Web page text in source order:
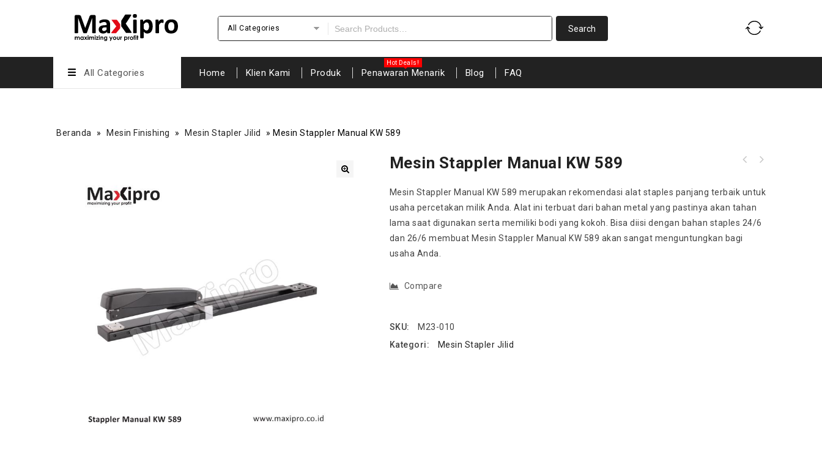
All Categories
All Categories Home Klien Kami Produk Penawaran Menarik Blog FAQ
Beranda » Mesin Finishing » Mesin Stapler Jilid » Mesin Stappler Manual KW 589
Mesin Stappler Manual KW 589
Mesin Stappler Manual KW 589 merupakan rekomendasi alat staples panjang terbaik untuk
usaha percetakan milik Anda. Alat ini terbuat dari bahan metal yang pastinya akan tahan
lama saat digunakan serta memiliki bodi yang kokoh. Bisa diisi dengan bahan staples 24/6
dan 26/6 membuat Mesin Stappler Manual KW 589 akan sangat menguntungkan bagi
usaha Anda.
Compare
SKU:
M23-010
Kategori:
Mesin Stapler Jilid